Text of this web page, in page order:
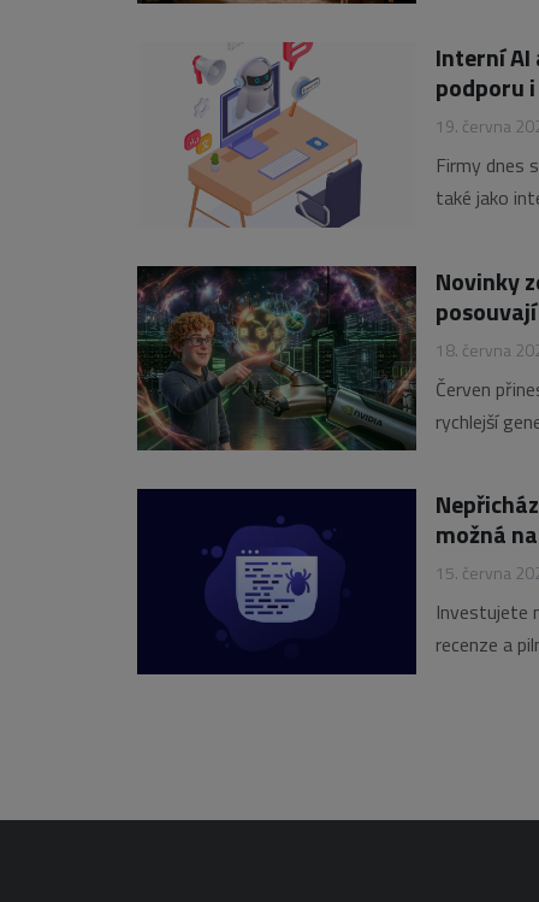
Interní
podporu
19. června
Firmy dnes
také jako
Novinky
18. června
Červen
rychlejší
možná
15. června
Investujete
recenze a